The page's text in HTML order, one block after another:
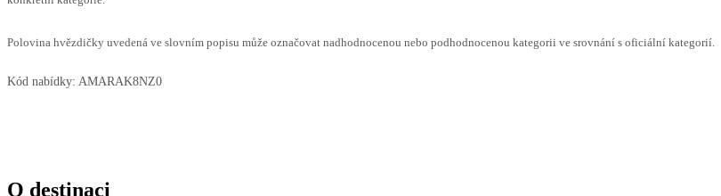
Polovina hvězdičky uvedená ve slovním popisu může označovat nadhodnocenou nebo podhodnocenou kategorii ve srovnání s oficiální kategorií.
Kód nabídky: AMARAK8NZ0
O destinaci